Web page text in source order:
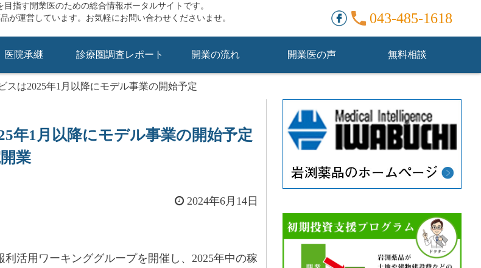
指す開業医のための総合情報ポータルサイトです。
が運営しています。お気軽にお問い合わせくださいませ。
043-485-1618
医院承継 診療圏調査レポート 開業の流れ 開業医の声 無料相談
スは2025年1月以降にモデル事業の開始予定
年1月以降にモデル事業の開始予定
業
2024年6月14日
活用ワーキンググループを開催し、2025年中の稼